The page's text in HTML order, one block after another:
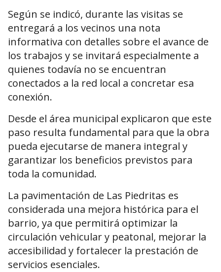
Según se indicó, durante las visitas se
entregará a los vecinos una nota
informativa con detalles sobre el avance de
los trabajos y se invitará especialmente a
quienes todavía no se encuentran
conectados a la red local a concretar esa
conexión.
Desde el área municipal explicaron que este
paso resulta fundamental para que la obra
pueda ejecutarse de manera integral y
garantizar los beneficios previstos para
toda la comunidad.
La pavimentación de Las Piedritas es
considerada una mejora histórica para el
barrio, ya que permitirá optimizar la
circulación vehicular y peatonal, mejorar la
accesibilidad y fortalecer la prestación de
servicios esenciales.